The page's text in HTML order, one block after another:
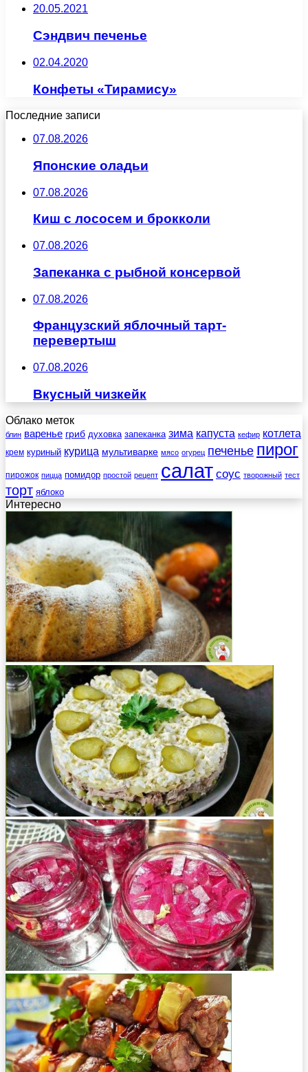
20.05.2021
Сэндвич печенье
02.04.2020
Конфеты «Тирамису»
Последние записи
07.08.2026
Японские оладьи
07.08.2026
Киш с лососем и брокколи
07.08.2026
Запеканка с рыбной консервой
07.08.2026
Французский яблочный тарт-
перевертыш
07.08.2026
Вкусный чизкейк
Облако меток
блин варенье гриб духовка запеканка зима капуста кефир котлета
крем куриный курица мультиварке мясо огурец печенье пирог
пирожок пицца помидор простой рецепт салат соус творожный тест
торт яблоко
Интересно